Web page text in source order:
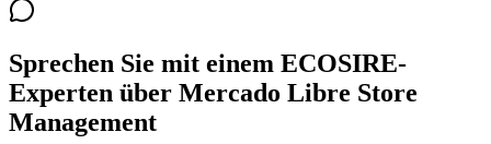
Sprechen Sie mit einem ECOSIRE-
Experten über Mercado Libre Store
Management